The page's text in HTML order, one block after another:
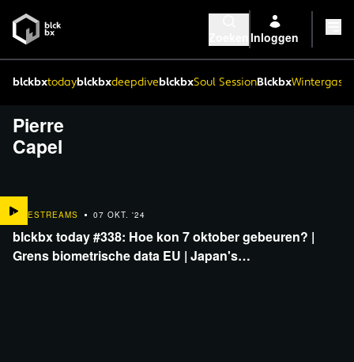
Inloggen
blckbxtodayblckbxdeepdiveblckbxSoul SessionBlckbx
Pierre
Capel
LIVESTREAMS 07 OKT. '24
blckbx today #338: Hoe kon 7 oktober gebeuren? |
Grens biometrische data EU | Japan's…